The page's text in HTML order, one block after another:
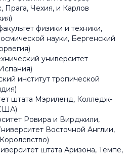
Прага, Чехия, и Карлов
физики и техники,
науки, Бергенский
университет
институт тропической
штата Мэриленд, Колледж-
Ровира и Вирджили,
Восточной Англии,
штата Аризона, Темпе,